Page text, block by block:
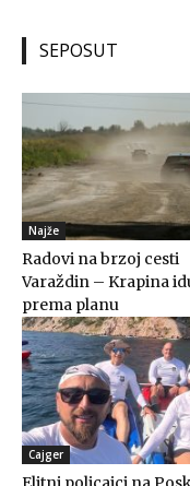
SEPOSUT
Najže
Radovi na brzoj cesti
Varaždin – Krapina
prema planu
Cajger